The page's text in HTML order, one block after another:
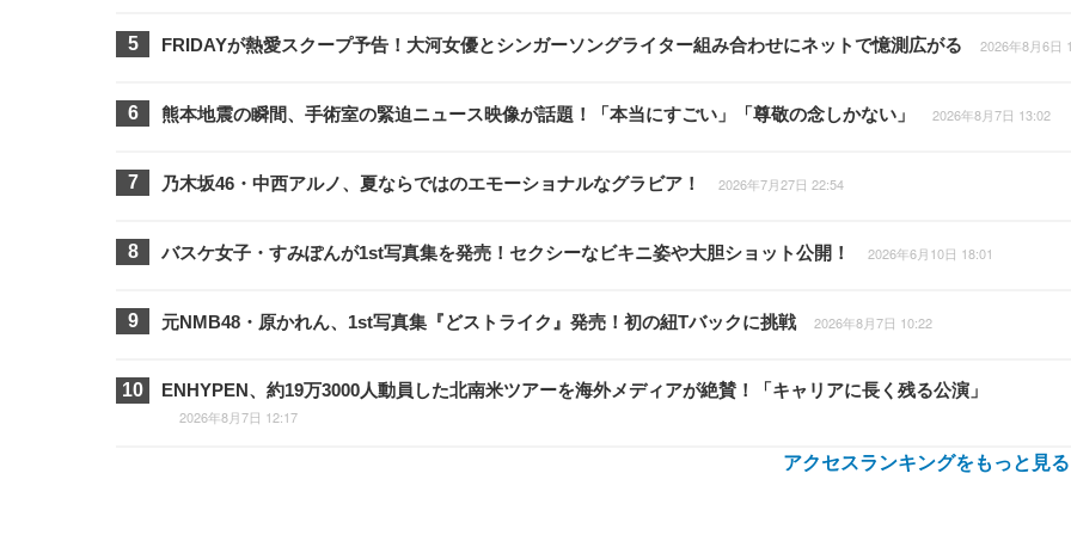
FRIDAYが熱愛スクープ予告！大河女優とシンガーソングライター組み合わせにネットで憶測広がる 2026年8月6日
熊本地震の瞬間、手術室の緊迫ニュース映像が話題！「本当にすごい」「尊敬の念しかない」 2026年8月7日 13:02
乃木坂46・中西アルノ、夏ならではのエモーショナルなグラビア！ 2026年7月27日 22:54
バスケ女子・すみぽんが1st写真集を発売！セクシーなビキニ姿や大胆ショット公開！ 2026年6月10日 18:01
元NMB48・原かれん、1st写真集『どストライク』発売！初の紐Tバックに挑戦 2026年8月7日 10:22
ENHYPEN、約19万3000人動員した北南米ツアーを海外メディアが絶賛！「キャリアに長く残る公演」
2026年8月7日 12:17
アクセスランキングをもっと見る